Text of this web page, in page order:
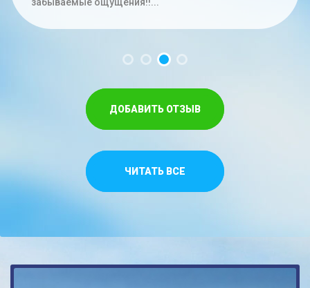
час. Меньше на троих времени не...
забываемые ощущения!!...
Спасибо,что относитесь как к своим...
ДОБАВИТЬ ОТЗЫВ
ЧИТАТЬ ВСЕ